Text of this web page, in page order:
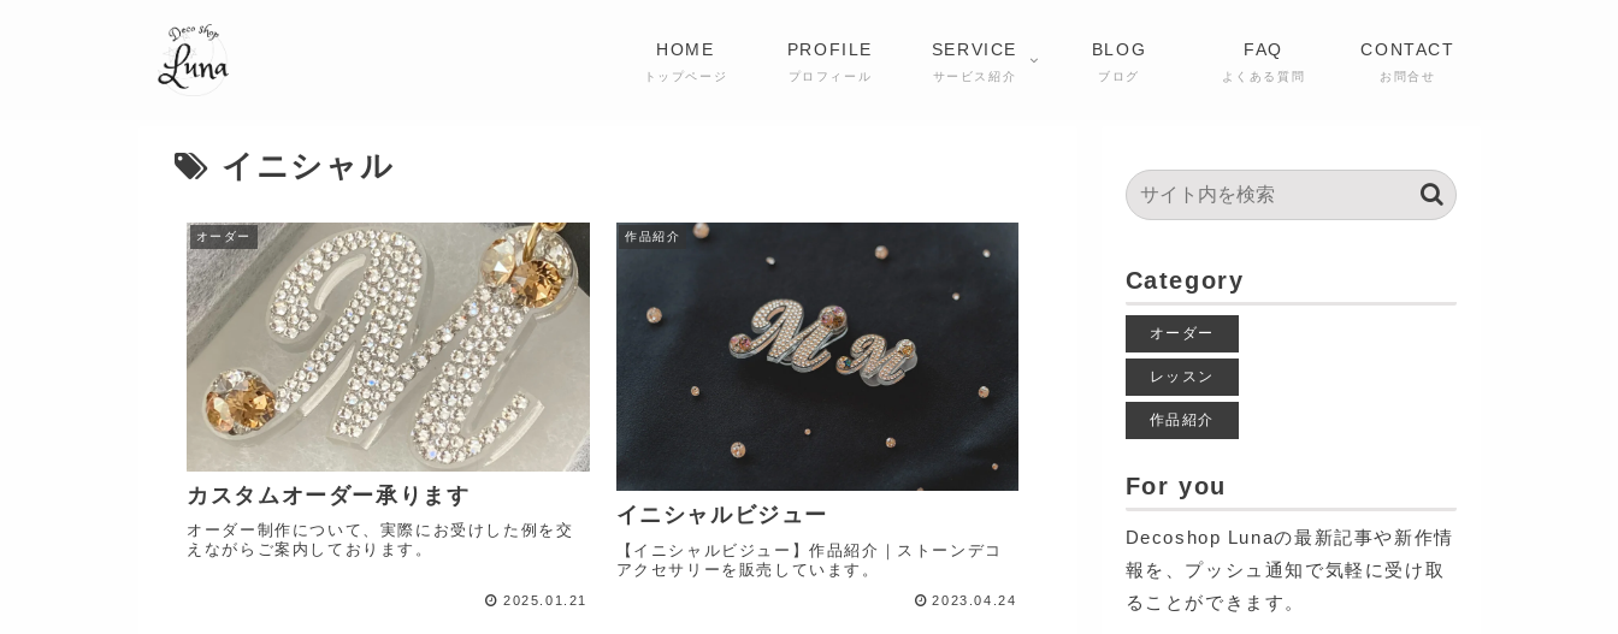
HOME
トップページ
PROFILE
プロフィール
SERVICE
サービス紹介
BLOG
ブログ
FAQ
よくある質問
CONTACT
お問合せ
イニシャル
オーダー
カスタムオーダー承ります
オーダー制作について、実際にお受けした例を交
えながらご案内しております。
2025.01.21
作品紹介
イニシャルビジュー
【イニシャルビジュー】作品紹介｜ストーンデコ
アクセサリーを販売しています。
2023.04.24
Category
オーダー
レッスン
作品紹介
For you
Decoshop Lunaの最新記事や新作情
報を、プッシュ通知で気軽に受け取
ることができます。